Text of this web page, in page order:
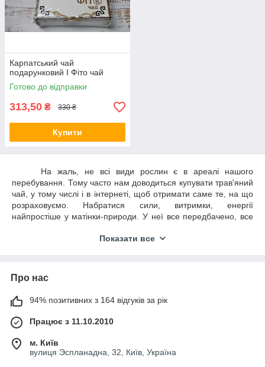
Карпатський чай
подарунковий I Фіто чай
Готово до відправки
313,50 ₴ 330 ₴
Купити
На жаль, не всі види рослин є в ареалі нашого
перебування. Тому часто нам доводиться купувати трав'яний
чай, у тому числі і в інтернеті, щоб отримати саме те, на що
розраховуємо. Набратися сили, витримки, енергії
найпростіше у матінки-природи. У неї все передбачено, все
піддаватися винищуванню наслідків, коли вже захворів. Але
організм корисними речовинами, зміцнюючи імунітет, тим
самим запобігаючи безлічі хвороб і неприємних станів.
У зборах карпатського чаю скомбіновані саме ті рослини і в
тому кількості, щоб Ви, вживаючи це цілюще диво, змогли
цілком насолодитися смаком, ароматом, а головне отримати
невимовну користь у зміцненні імунітету. Але варто
пам'ятати, що трави досить концентрована річ. А маючи
Показати все
Про нас
94% позитивних з 164 відгуків за рік
Працює з 11.10.2010
м. Київ
вулиця Эспланадна, 32, Київ, Україна